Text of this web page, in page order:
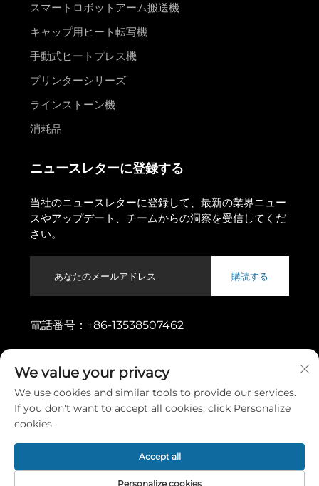
スマートロボットアーム搬送機
キャップ用ヒート転写機
手動式ヒートプレス機
プリンターシリーズ
ラインストーン機
消耗品
ニュースレターに登録する
当社のニュースレターに登録して、最新の業界ニュー
スやアップデート、チームからの洞察を受信してくだ
さい。
購読する
電話番号： +86-13538507462
著作権 © 2026 東莞市高昇機械有限公司 プライバシーポリシー
We value your privacy
We use cookies and similar tools to provide our services.
If you don't want to accept all cookies, click Personalize
cookies.
Personalize cookies
Accept all